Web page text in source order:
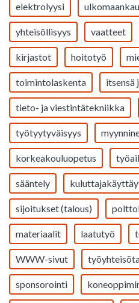
elektrolyysi
yhteisöllisyys vaatteet
kirjastot hoitotyö
toimintolaskenta itsensä
tieto- ja viestintätekniikka
työtyytyväisyys
korkeakouluopetus
sääntely
sijoitukset (talous)
materiaalit laatutyö
WWW-sivut
sponsorointi